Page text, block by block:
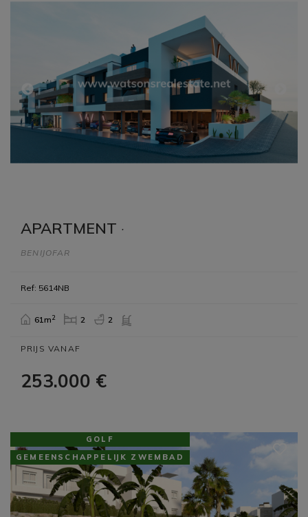
APARTMENT ·
BENIJOFAR
Ref: 5614NB
61m2 2 2
PRIJS VANAF
253.000 €
GOLF
GEMEENSCHAPPELIJK ZWEMBAD